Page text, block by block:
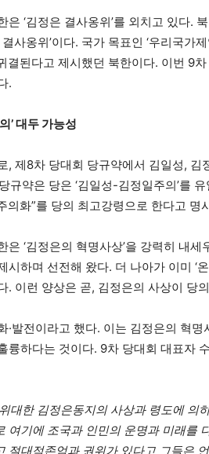
은 ‘김정은 결사옹위’를 외치고 있다.
사옹위’이다. 국가 목표인 ‘우리국가
결된다고 제시했던 북한이다. 이번 9
.
’ 대두 가능성
, 제8차 당대회 당규약에서 김일성, 김
규약은 당은 ‘김일성-김정일주의’를
의화”를 당의 최고강령으로 한다고 명
은 ‘김정은의 혁명사상’을 강력히 내
시하며 선전해 왔다. 더 나아가 이미 ‘
. 이런 양상은 곧, 김정은의 사상이 당
·발전이라고 했다. 이는 김정은의 혁
륭하다는 것이다. 9차 당대회 대표자
대한 김정은동지의 사상과 령도에 의
여기에 조국과 인민의 운명과 미래를
절대적존엄과 권위가 있다고 그들은